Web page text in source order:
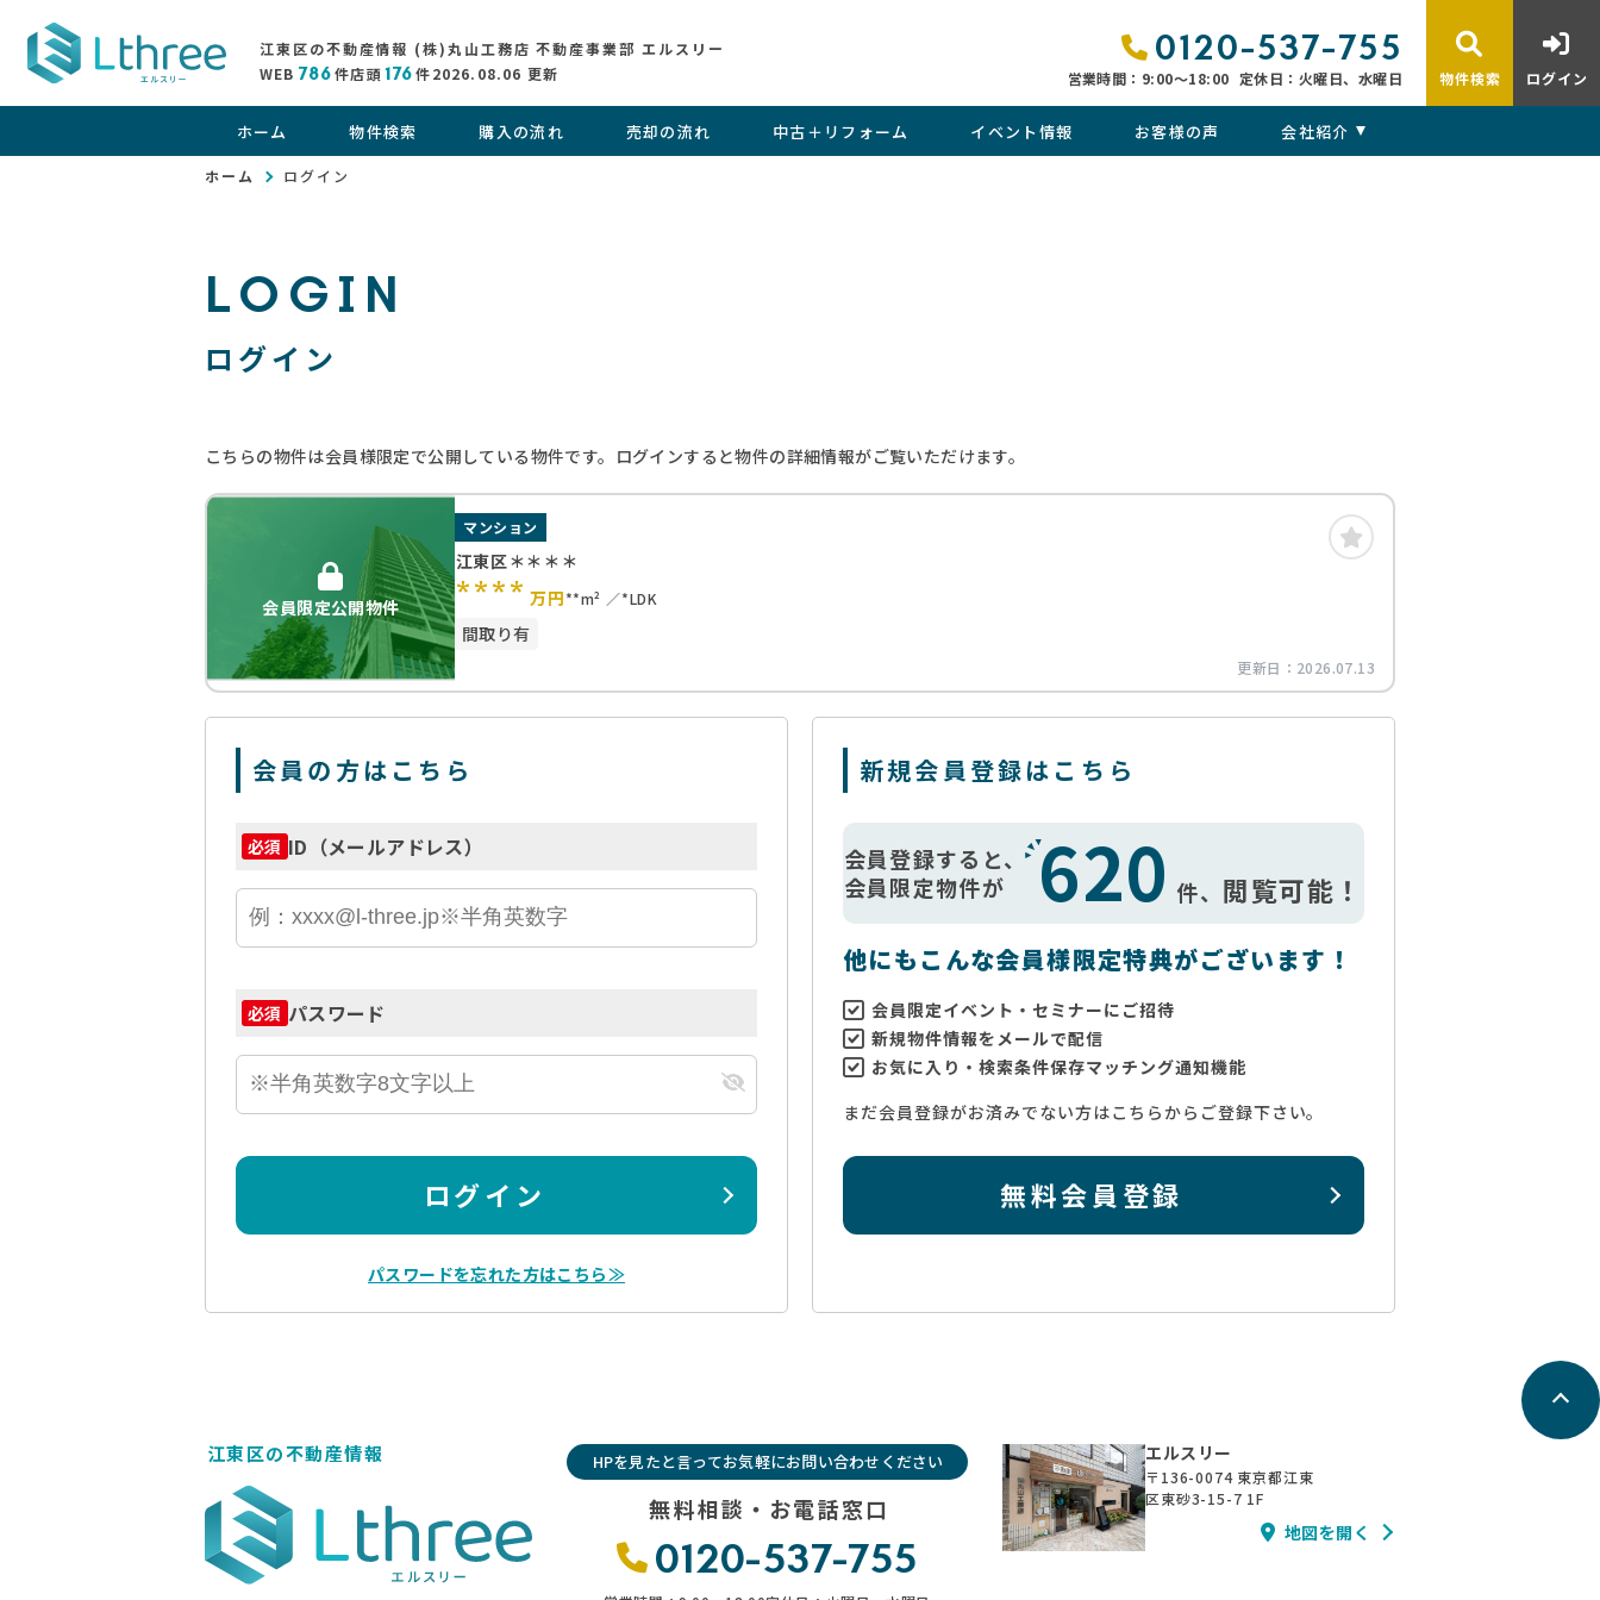
江東区の不動産情報 (株)丸山工務店 不動産事業部 エルスリー
WEB 786件店頭176 件2026.08.06 更新
0120-537-755
営業時間：9:00〜18:00 定休日：火曜日、水曜日 物件検索 ログイン
ホーム 物件検索 購入の流れ 売却の流れ 中古＋リフォーム イベント情報 お客様の声 会社紹介
ホーム ログイン
LOGIN
ログイン
こちらの物件は会員様限定で公開している物件です。ログインすると物件の詳細情報がご覧いただけます。
会員限定公開物件
マンション
江東区＊＊＊＊
**** 万円**m² *LDK
間取り有
更新日： 2026.07.13
会員の方はこちら
必須 ID（メールアドレス）
必須 パスワード
ログイン
パスワードを忘れた方はこちら≫
新規会員登録はこちら
会員登録すると、
会員限定物件が
620 件、 閲覧可能！
他にもこんな会員様限定特典がございます！
会員限定イベント・セミナーにご招待
新規物件情報をメールで配信
お気に入り・検索条件保存マッチング通知機能
まだ会員登録がお済みでない方はこちらからご登録下さい。
無料会員登録
江東区の不動産情報 HPを見たと言ってお気軽にお問い合わせください
無料相談・お電話窓口
0120-537-755
エルスリー
〒136-0074 東京都江東
区東砂3-15-7 1F
地図を開く